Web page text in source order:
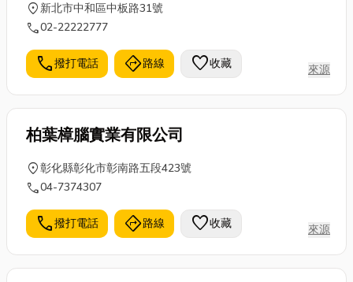
location_on新北市中和區中板路31號
call02-22222777
call撥打電話 directions路線 favorite收藏 來源
柏葉樟腦實業有限公司
location_on彰化縣彰化市彰南路五段423號
call04-7374307
call撥打電話 directions路線 favorite收藏 來源